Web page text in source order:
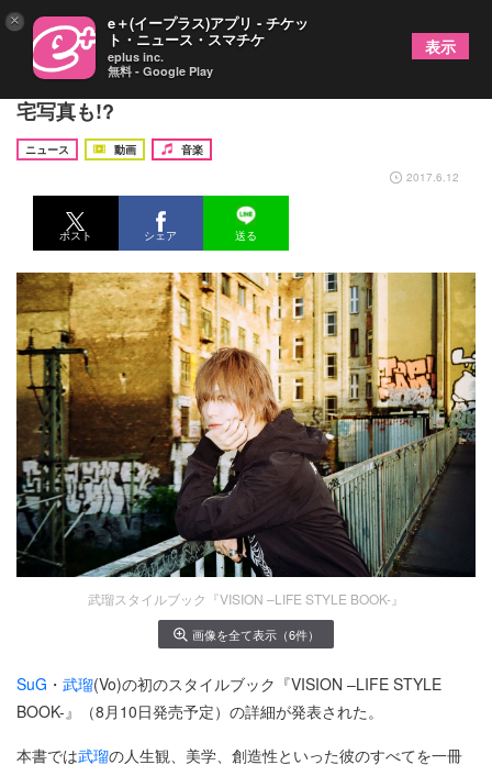
SuG・武瑠 スタイルブック詳細発表、初公開の自
宅写真も!?
ニュース 動画
音楽
2017.6.12
ポスト シェア 送る
武瑠スタイルブック『VISION –LIFE STYLE BOOK-』
画像を全て表示（6件）
SuG ・ 武瑠(Vo)の初のスタイルブック『VISION –LIFE STYLE
BOOK-』（8月10日発売予定）の詳細が発表された。
本書では武瑠の人生観、美学、創造性といった彼のすべてを一冊
× e＋(イープラス)アプリ - チケッ
ト・ニュース・スマチケ
eplus inc.
無料 - Google Play
表示